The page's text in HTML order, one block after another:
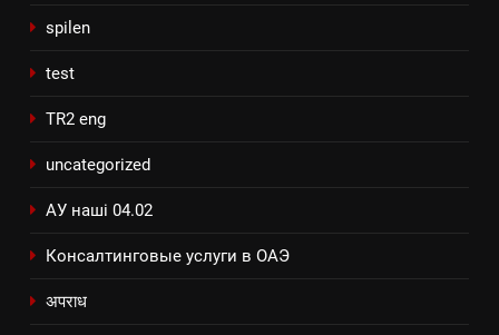
spilen
test
TR2 eng
uncategorized
АУ наші 04.02
Консалтинговые услуги в ОАЭ
अपराध